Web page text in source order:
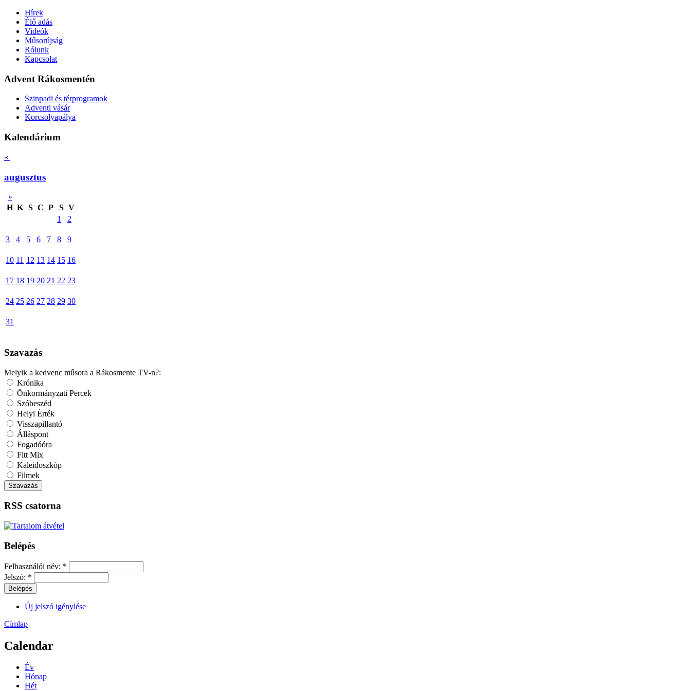
Hírek
Élő adás
Videók
Műsorújság
Rólunk
Kapcsolat
Advent Rákosmentén
Szinpadi és térprogramok
Adventi vásár
Korcsolyapálya
Kalendárium
«
augusztus
»
H K S C P S V
1
2
3 4 5 6 7 8 9
10 11 12 13 14 15 16
17 18 19 20 21 22 23
24 25 26 27 28 29 30
31
Szavazás
Melyik a kedvenc műsora a Rákosmente TV-n?:
Krónika
Önkormányzati Percek
Szóbeszéd
Helyi Érték
Visszapillantó
Álláspont
Fogadóóra
Fitt Mix
Kaleidoszkóp
Filmek
RSS csatorna
Belépés
Felhasználói név: *
Jelszó: *
Új jelszó igénylése
Címlap
Calendar
Év
Hónap
Hét